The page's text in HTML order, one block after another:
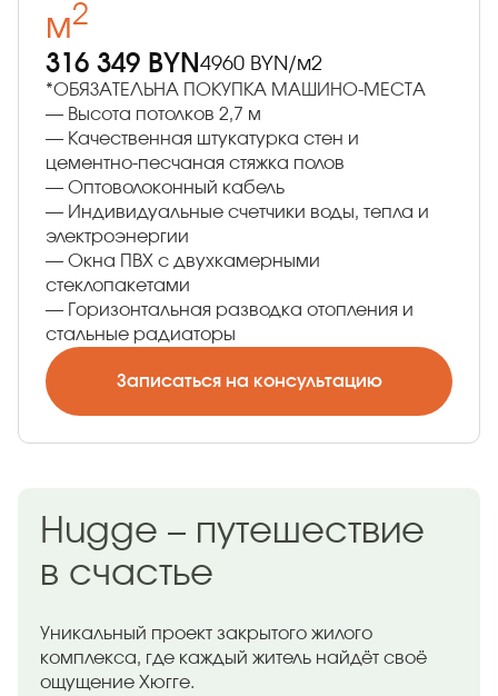
м2
316 349 BYN 4960 BYN/м2
*ОБЯЗАТЕЛЬНА ПОКУПКА МАШИНО-МЕСТА
— Высота потолков 2,7 м
— Качественная штукатурка стен и
цементно-песчаная стяжка полов
— Оптоволоконный кабель
— Индивидуальные счетчики воды, тепла и
электроэнергии
— Окна ПВХ с двухкамерными
стеклопакетами
— Горизонтальная разводка отопления и
стальные радиаторы
Записаться на консультацию
Hugge – путешествие
в счастье
Уникальный проект закрытого жилого
комплекса, где каждый житель найдёт своё
ощущение Хюгге.